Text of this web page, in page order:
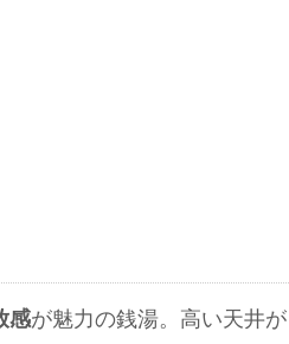
感が魅力の銭湯。高い天井が